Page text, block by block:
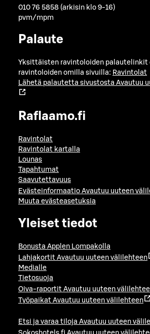
010 76 5858 (arkisin klo 9-16)
pvm/mpm
Palaute
Yksittäisten ravintoloiden palautelinkit
ravintoloiden omilla sivuilla: Ravintolat
Lähetä palautetta sivustosta Avautuu
Raflaamo.fi
Ravintolat
Ravintolat kartalla
Lounas
Tapahtumat
Saavutettavuus
Evästeinformaatio Avautuu uuteen
Muuta evästeasetuksia
Yleiset tiedot
Bonusta Applen Lompakolla
Lahjakortit Avautuu uuteen välilehteen
Medialle
Tietosuoja
Oiva-raportit Avautuu uuteen
Työpaikat Avautuu uuteen välilehteen
Etsi ja varaa tiloja Avautuu uuteen